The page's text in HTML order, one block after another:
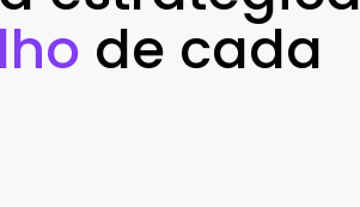
de cada